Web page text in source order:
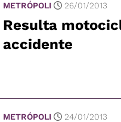
METRÓPOLI 26/01/2013
Resulta
accidente
METRÓPOLI 24/01/2013